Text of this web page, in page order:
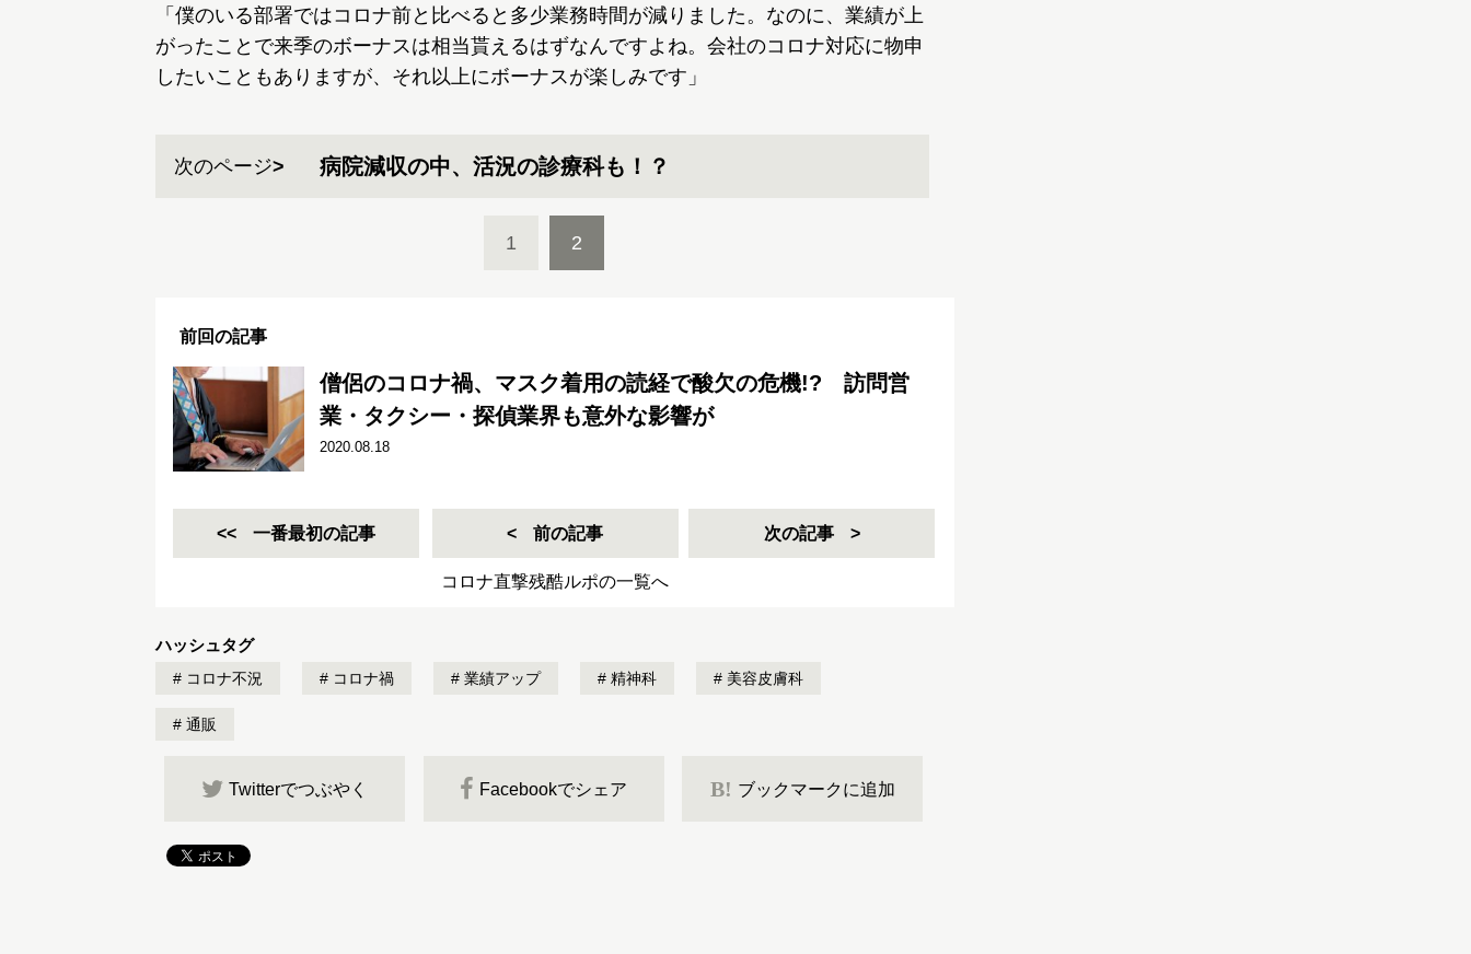
「僕のいる部署ではコロナ前と比べると多少業務時間が減りました。なのに、業績が上
がったことで来季のボーナスは相当貰えるはずなんですよね。会社のコロナ対応に物申
したいこともありますが、それ以上にボーナスが楽しみです」
次のページ 病院減収の中、活況の診療科も！？
1 2
前回の記事
僧侶のコロナ禍、マスク着用の読経で酸欠の危機!? 訪問営
業・タクシー・探偵業界も意外な影響が
2020.08.18
一番最初の記事 前の記事 次の記事
コロナ直撃残酷ルポの一覧へ
ハッシュタグ
コロナ不況 コロナ禍 業績アップ 精神科 美容皮膚科
通販
Twitterでつぶやく Facebookでシェア B! ブックマークに追加